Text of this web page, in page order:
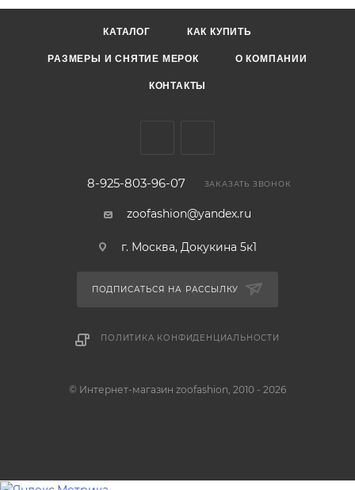
КАТАЛОГ КАК КУПИТЬ
РАЗМЕРЫ И СНЯТИЕ МЕРОК О КОМПАНИИ
КОНТАКТЫ
8-925-803-96-07 ЗАКАЗАТЬ ЗВОНОК
zoofashion@yandex.ru
г. Москва, Докукина 5к1
ПОДПИСАТЬСЯ НА РАССЫЛКУ
ПОЛИТИКА КОНФИДЕНЦИАЛЬНОСТИ
© Интернет-магазин zoofashion, 2010 - 2026